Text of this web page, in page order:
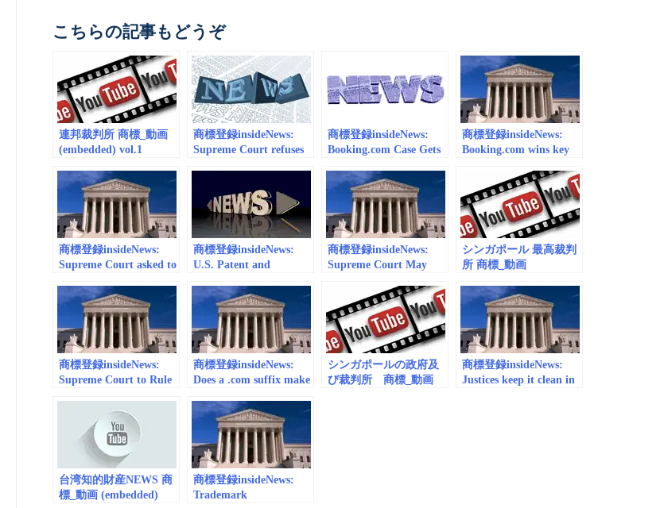
こちらの記事もどうぞ
連邦裁判所 商標_動画
(embedded) vol.1
商標登録insideNews:
Supreme Court refuses
Ars Technica
商標登録insideNews:
Booking.com Case Gets
in Trademark Test –
Bloomberg
商標登録insideNews:
Booking.com wins key
Supreme Court –
CNNPolitics
商標登録insideNews:
Supreme Court asked to
trademark | Ars
Technica
商標登録insideNews:
U.S. Patent and
Considers Supreme
Court Ruling on “.com”
Trademarks in New
Decision | American
University Intellectual
Property Brief
商標登録insideNews:
Supreme Court May
Territoriality | JDSupra
シンガポール 最高裁判
所 商標_動画
商標登録insideNews:
Supreme Court to Rule
Litigation Cases Next
Term – Maier & Maier
商標登録insideNews:
Does a .com suffix make
Supreme Court will
decide as Booking marks
its legal spot | The
Register
シンガポールの政府及
び裁判所 商標_動画
商標登録insideNews:
Justices keep it clean in
台湾知的財産NEWS 商
標_動画 (embedded)
商標登録insideNews:
Trademark